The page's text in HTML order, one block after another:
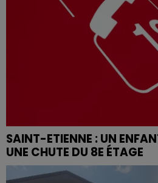
SAINT-ETIENNE : UN
UNE CHUTE DU 8E ÉTAGE